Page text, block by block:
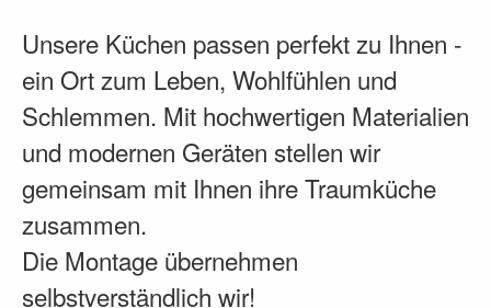
Unsere Küchen passen perfekt zu Ihnen -
ein Ort zum Leben, Wohlfühlen und
Schlemmen. Mit hochwertigen Materialien
und modernen Geräten stellen wir
gemeinsam mit Ihnen ihre Traumküche
zusammen.
Die Montage übernehmen
selbstverständlich wir!